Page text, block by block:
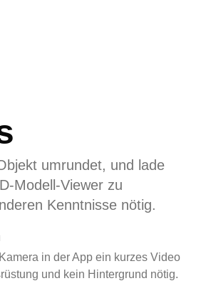
umrundet, und lade
Modell-Viewer zu
Kenntnisse nötig.
in der App ein kurzes Video
und kein Hintergrund nötig.